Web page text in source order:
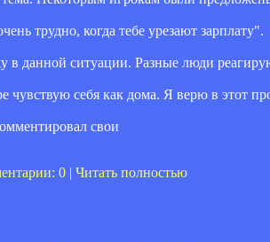
трудно, когда тебе урезают зарплату".
в данной ситуации. Разные люди
чувствую себя как дома. Я верю в этот
свои
0 | Читать полностью